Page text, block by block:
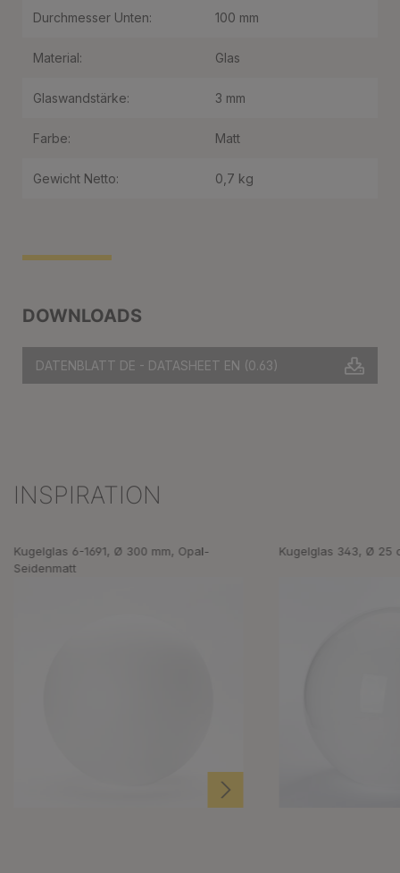
DOWNLOADS
DATENBLATT DE - DATASHEET EN (0.63)
Durchmesser Unten: 100 mm
Material: Glas
Glaswandstärke: 3 mm
Farbe: Matt
Gewicht Netto: 0,7 kg
Produktgalerie überspringen
INSPIRATION
Kugelglas 6-1691, Ø 300 mm, Opal-
Seidenmatt
Kugelglas 343, Ø 25